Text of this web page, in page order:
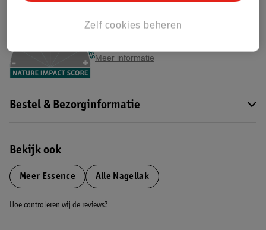
Meer informatie
Bestel & Bezorginformatie
Bekijk ook
Meer Essence Alle Nagellak
Hoe controleren wij de reviews?
Zelf cookies beheren